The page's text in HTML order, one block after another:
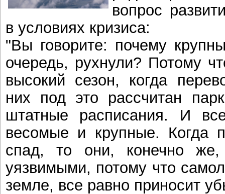
вопрос
в условиях кризиса:
"Вы говорите: почему
очередь, рухнули? Потому
высокий сезон, когда
них под это рассчитан
штатные расписания. И
весомые и крупные. Когда
спад, то они, конечно же,
уязвимыми, потому что
земле, все равно приносит